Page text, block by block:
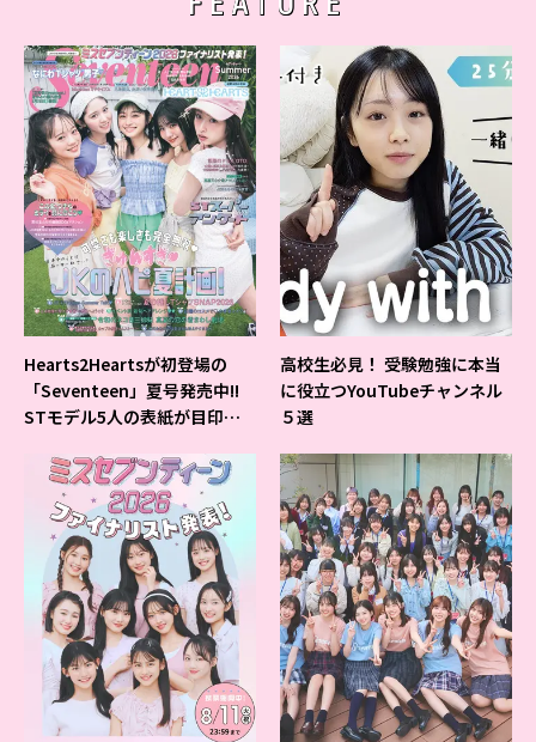
Hearts2Heartsが初登場の
「Seventeen」夏号発売中!!
STモデル5人の表紙が目印だ
高校生必見！ 受験勉強に本当
に役立つYouTubeチャンネル
５選